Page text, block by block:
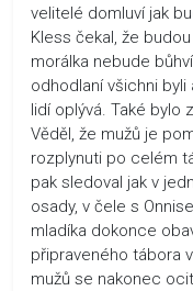
velitelé domluví jak
Kless čekal, že
morálka nebude
odhodlaní všichni
lidí oplývá. Také bylo
Věděl, že mužů je
rozplynuti po celém
pak sledoval jak v
osady, v čele s
mladíka dokonce
připraveného tábora
mužů se nakonec